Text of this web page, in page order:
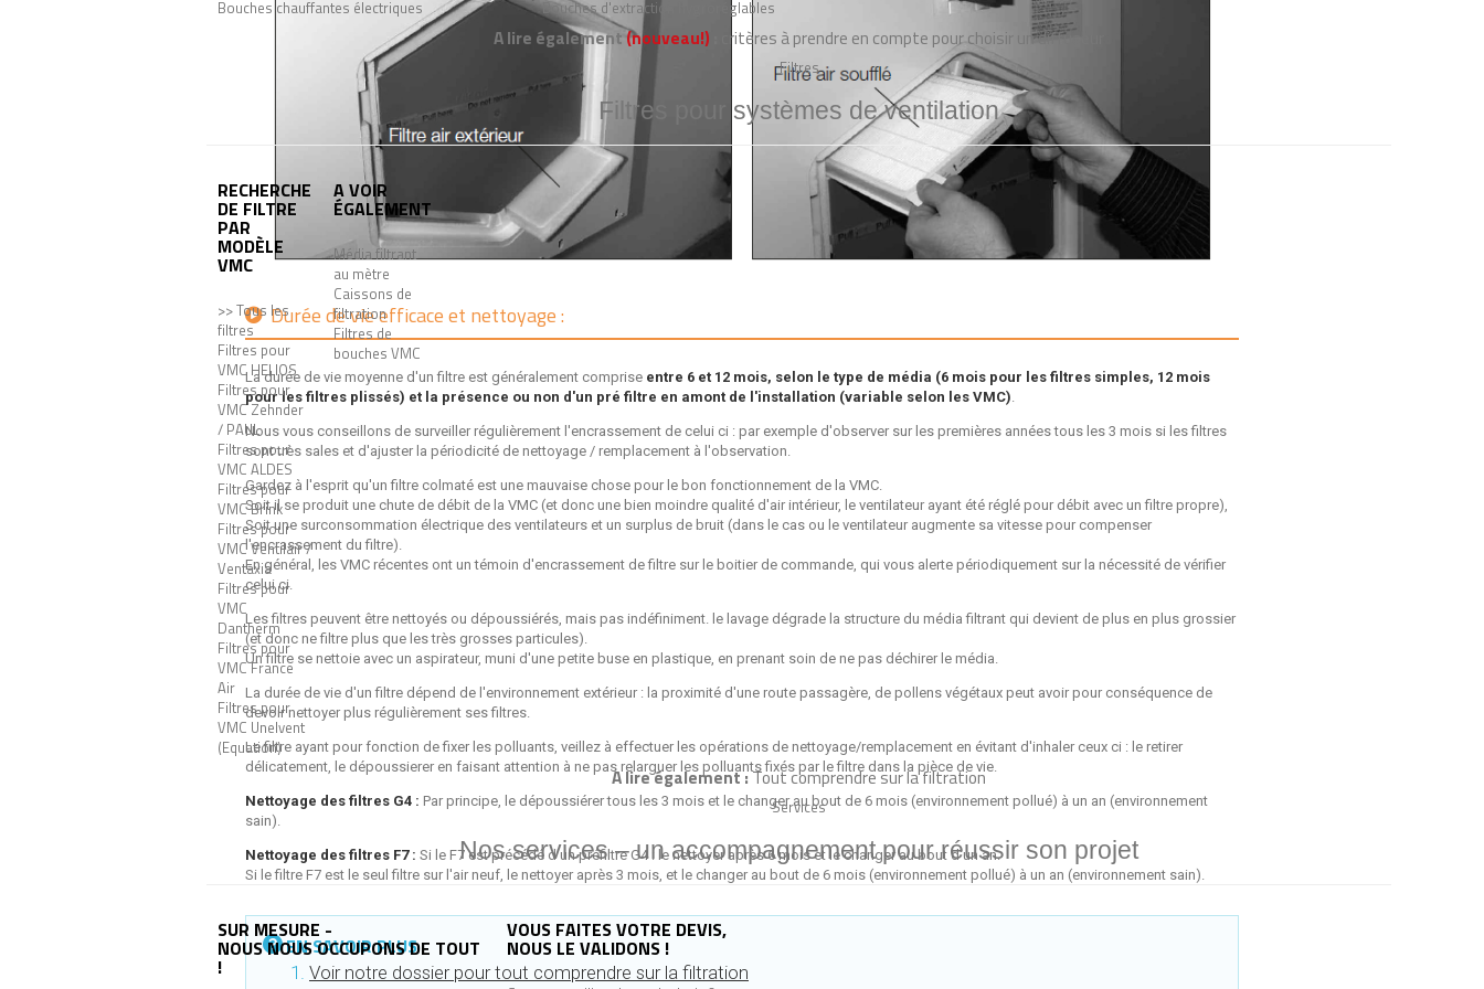
Bouches chauffantes électriques
Bouches d'extraction hygroréglables
A lire également(nouveau!) critères à prendre en compte pour choisir un diffuseur
Filtres
Filtres pour systèmes de ventilation
RECHERCHE
DE FILTRE
PAR
MODÈLE
VMC
>> Tous les
filtres
Filtres pour
VMC HELIOS
Filtres pour
VMC Zehnder
/ PAUL
Filtres pour
VMC ALDES
Filtres pour
VMC Brink
Filtres pour
VMC Ventilair /
Ventaxia
Filtres pour
VMC
Dantherm
Filtres pour
VMC France
Air
Filtres pour
VMC Unelvent
(Equation)
A VOIR
ÉGALEMENT
Média filtrant
au mètre
Caissons de
filtration
Filtres de
bouches VMC
A lire également :Tout comprendre sur la filtration
Services
Nos services – un accompagnement pour réussir son projet
SUR MESURE -
NOUS NOUS OCCUPONS DE TOUT
!
VOUS FAITES VOTRE DEVIS,
NOUS LE VALIDONS !
Durée de vie efficace et nettoyage :
La durée de vie moyenne d'un filtre est généralement comprise entre 6 et 12 mois, selon le type de média (6 mois pour les filtres simples, 12 mois
pour les filtres plissés) et la présence ou non d'un pré filtre en amont de l'installation (variable selon les VMC).
Nous vous conseillons de surveiller régulièrement l'encrassement de celui ci : par exemple d'observer sur les premières années tous les 3 mois si les filtres
sont très sales et d'ajuster la périodicité de nettoyage / remplacement à l'observation.
Gardez à l'esprit qu'un filtre colmaté est une mauvaise chose pour le bon fonctionnement de la VMC.
Soit il se produit une chute de débit de la VMC (et donc une bien moindre qualité d'air intérieur, le ventilateur ayant été réglé pour débit avec un filtre propre),
Soit une surconsommation électrique des ventilateurs et un surplus de bruit (dans le cas ou le ventilateur augmente sa vitesse pour compenser
l'encrassement du filtre).
En général, les VMC récentes ont un témoin d'encrassement de filtre sur le boitier de commande, qui vous alerte périodiquement sur la nécessité de vérifier
celui ci.
Les filtres peuvent être nettoyés ou dépoussiérés, mais pas indéfiniment. le lavage dégrade la structure du média filtrant qui devient de plus en plus grossier
(et donc ne filtre plus que les très grosses particules).
Un filtre se nettoie avec un aspirateur, muni d'une petite buse en plastique, en prenant soin de ne pas déchirer le média.
La durée de vie d'un filtre dépend de l'environnement extérieur : la proximité d'une route passagère, de pollens végétaux peut avoir pour conséquence de
devoir nettoyer plus régulièrement ses filtres.
Le filtre ayant pour fonction de fixer les polluants, veillez à effectuer les opérations de nettoyage/remplacement en évitant d'inhaler ceux ci : le retirer
délicatement, le dépoussierer en faisant attention à ne pas relarguer les polluants fixés par le filtre dans la pièce de vie.
Nettoyage des filtres G4 : Par principe, le dépoussiérer tous les 3 mois et le changer au bout de 6 mois (environnement pollué) à un an (environnement
sain).
Nettoyage des filtres F7 : Si le F7 est précédé d'un préfiltre G4 : le nettoyer après 6 mois et le changer au bout d'un an.
Si le filtre F7 est le seul filtre sur l'air neuf, le nettoyer après 3 mois, et le changer au bout de 6 mois (environnement pollué) à un an (environnement sain).
EN SAVOIR PLUS
Voir notre dossier pour tout comprendre sur la filtration